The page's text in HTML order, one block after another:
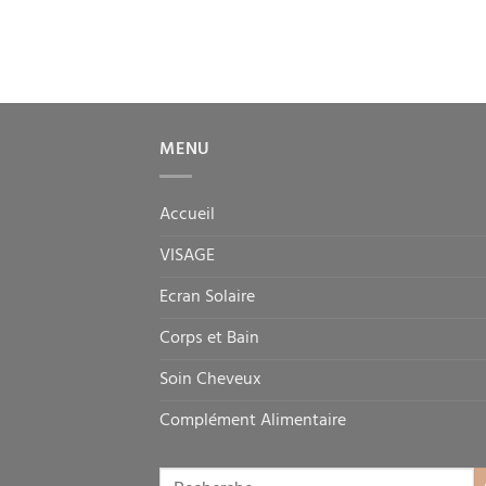
MENU
Accueil
VISAGE
Ecran Solaire
Corps et Bain
Soin Cheveux
Complément Alimentaire